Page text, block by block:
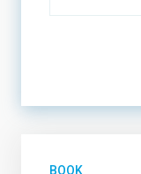
BOOK